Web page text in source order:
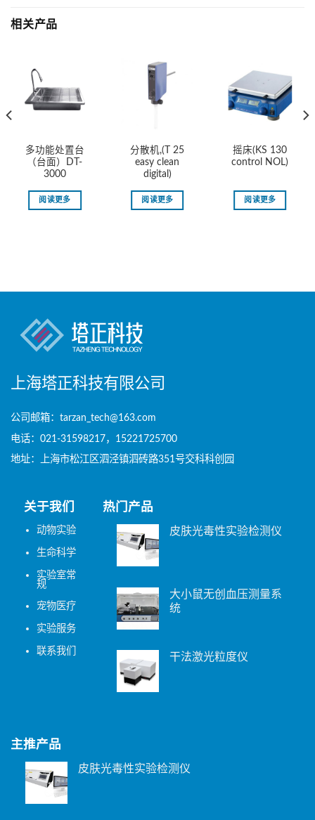
相关产品
多功能处置台
（台面）DT-
3000
阅读更多
分散机,(T 25
easy clean
digital)
阅读更多
摇床(KS 130
control NOL)
阅读更多
上海塔正科技有限公司
公司邮箱：tarzan_tech@163.com
电话：021-31598217，15221725700
地址：上海市松江区泗泾镇泗砖路351号交科科创园
关于我们
动物实验
生命科学
实验室常
规
宠物医疗
实验服务
联系我们
热门产品
皮肤光毒性实验检测仪
大小鼠无创血压测量系
统
干法激光粒度仪
主推产品
皮肤光毒性实验检测仪